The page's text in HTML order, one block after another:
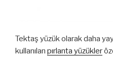
Tektaş yüzük olarak daha
kullanılan pırlanta yüzükler